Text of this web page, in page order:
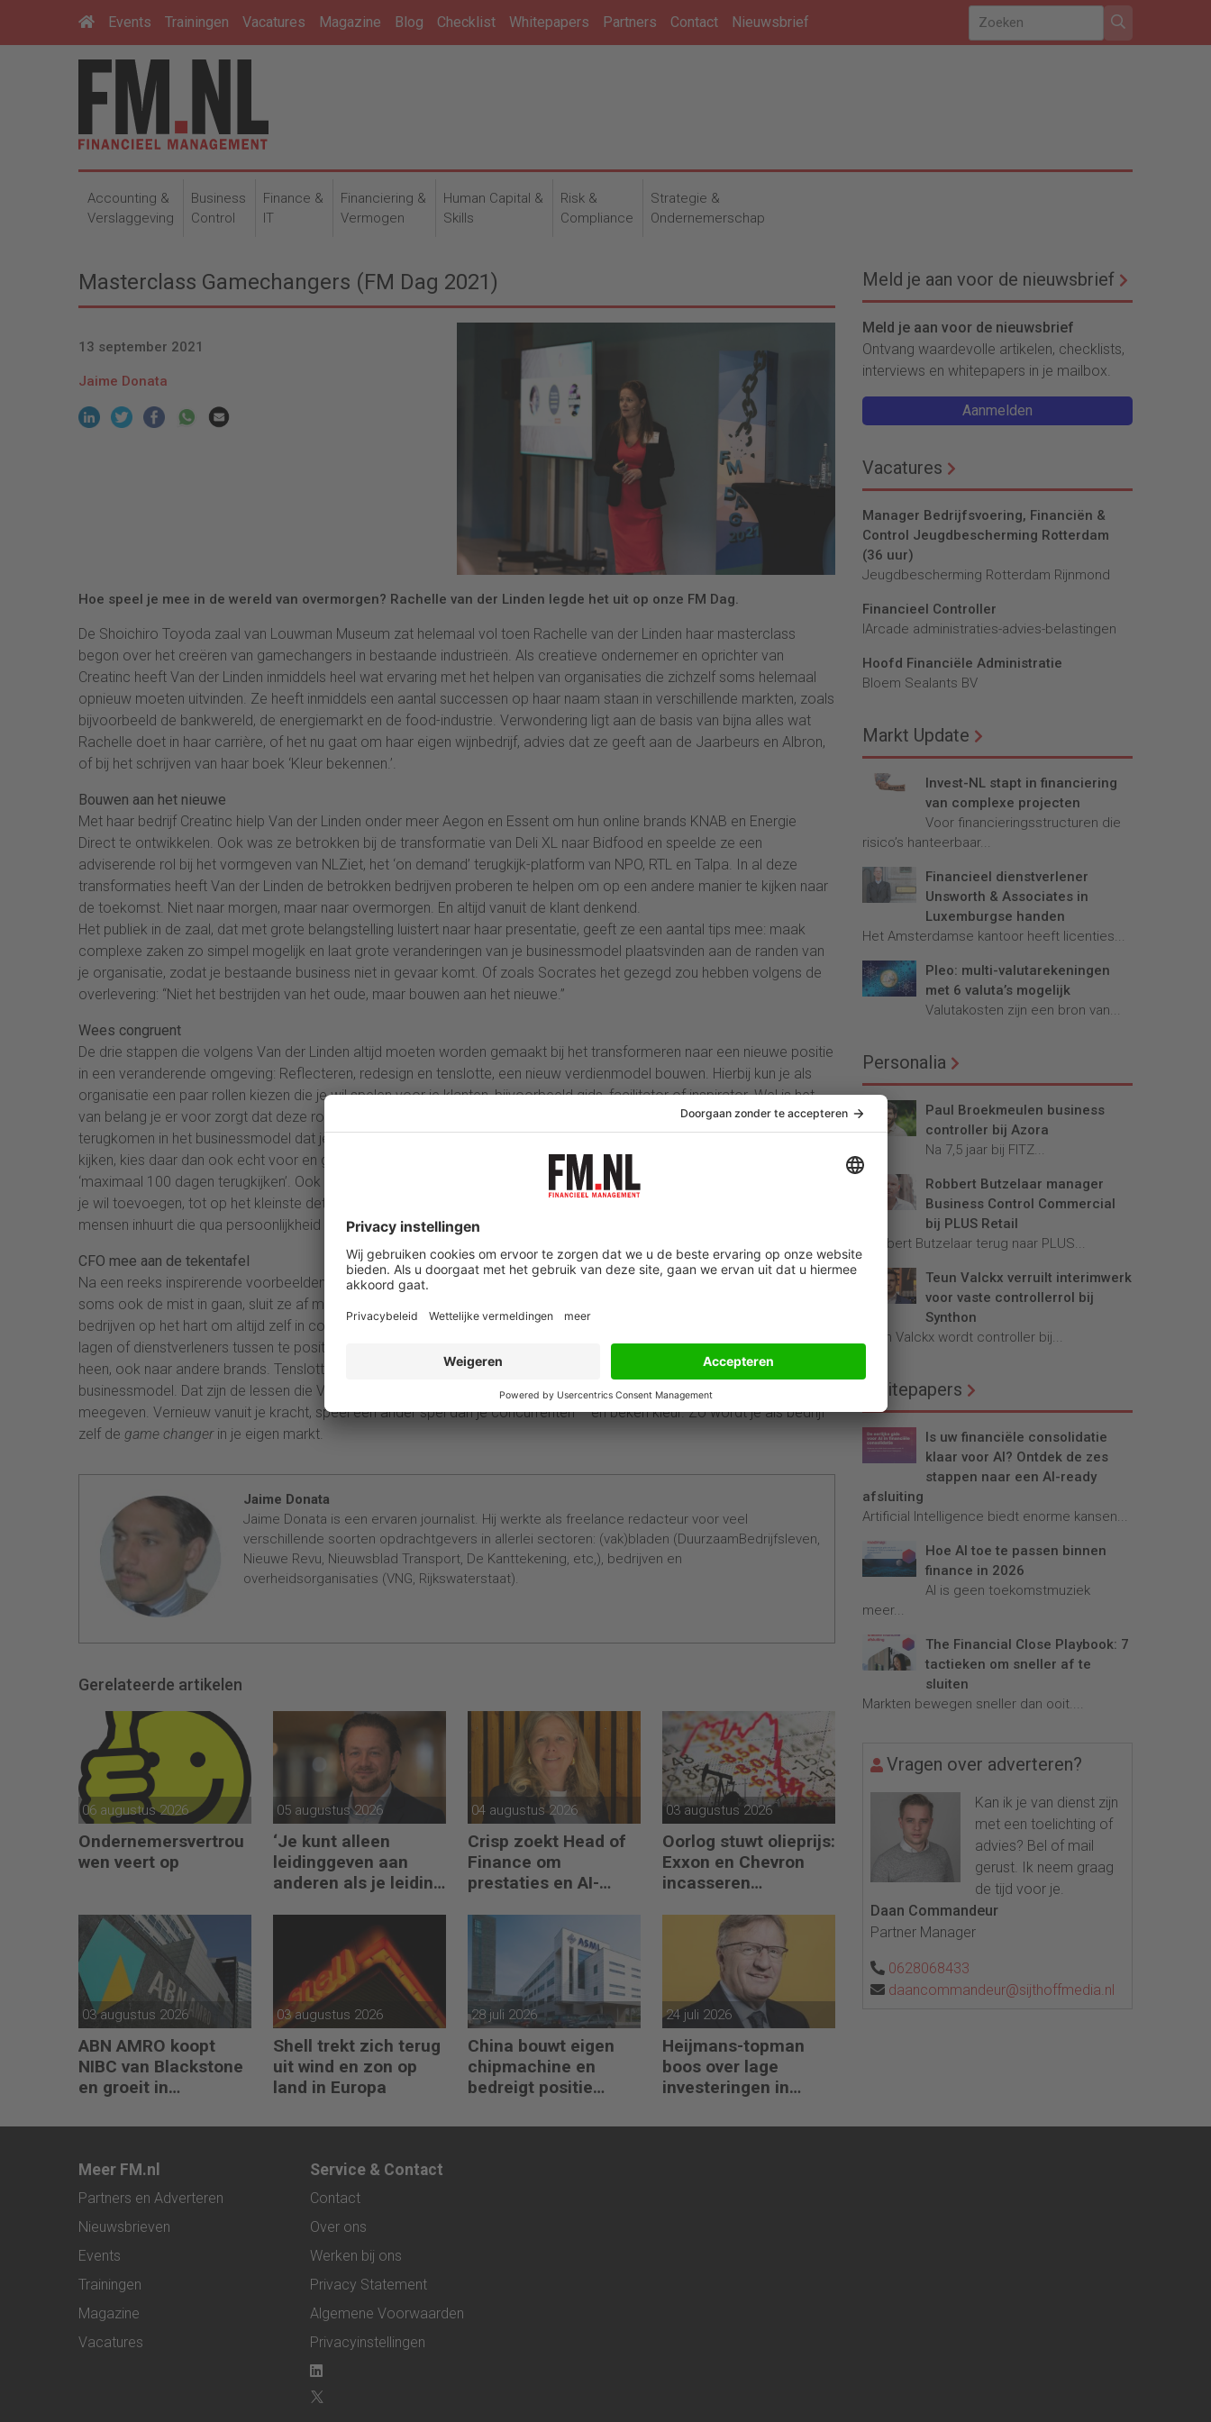
Events Trainingen Vacatures Magazine Blog Checklist Whitepapers Partners Contact Nieuwsbrief
Accounting &
Verslaggeving
Business
Control
Finance &
IT
Financiering &
Vermogen
Human Capital &
Skills
Risk &
Compliance
Strategie &
Ondernemerschap
Masterclass Gamechangers (FM Dag 2021)
13 september 2021
Jaime Donata
Hoe speel je mee in de wereld van overmorgen? Rachelle van der Linden legde het uit op onze FM Dag.
De Shoichiro Toyoda zaal van Louwman Museum zat helemaal vol toen Rachelle van der Linden haar masterclass
begon over het creëren van gamechangers in bestaande industrieën. Als creatieve ondernemer en oprichter van
Creatinc heeft Van der Linden inmiddels heel wat ervaring met het helpen van organisaties die zichzelf soms helemaal
opnieuw moeten uitvinden. Ze heeft inmiddels een aantal successen op haar naam staan in verschillende markten, zoals
bijvoorbeeld de bankwereld, de energiemarkt en de food-industrie. Verwondering ligt aan de basis van bijna alles wat
Rachelle doet in haar carrière, of het nu gaat om haar eigen wijnbedrijf, advies dat ze geeft aan de Jaarbeurs en Albron,
of bij het schrijven van haar boek ‘Kleur bekennen.’.
Bouwen aan het nieuwe
Met haar bedrijf Creatinc hielp Van der Linden onder meer Aegon en Essent om hun online brands KNAB en Energie
Direct te ontwikkelen. Ook was ze betrokken bij de transformatie van Deli XL naar Bidfood en speelde ze een
adviserende rol bij het vormgeven van NLZiet, het ‘on demand’ terugkijk-platform van NPO, RTL en Talpa. In al deze
transformaties heeft Van der Linden de betrokken bedrijven proberen te helpen om op een andere manier te kijken naar
de toekomst. Niet naar morgen, maar naar overmorgen. En altijd vanuit de klant denkend.
Het publiek in de zaal, dat met grote belangstelling luistert naar haar presentatie, geeft ze een aantal tips mee: maak
complexe zaken zo simpel mogelijk en laat grote veranderingen van je businessmodel plaatsvinden aan de randen van
je organisatie, zodat je bestaande business niet in gevaar komt. Of zoals Socrates het gezegd zou hebben volgens de
overlevering: “Niet het bestrijden van het oude, maar bouwen aan het nieuwe.”
Wees congruent
De drie stappen die volgens Van der Linden altijd moeten worden gemaakt bij het transformeren naar een nieuwe positie
in een veranderende omgeving: Reflecteren, redesign en tenslotte, een nieuw verdienmodel bouwen. Hierbij kun je als
organisatie een paar rollen kiezen die je wil spelen voor je klanten, bijvoorbeeld gids, facilitator of inspirator. Wel is het
van belang je er voor zorgt dat deze rollen ook echt congruent worden ingevuld. Je waarden moeten op alle levels
terugkomen in het businessmodel dat je kiest. Dus wil je het consumenten gemakkelijker maken om ‘on demand’ TV te
kijken, kies daar dan ook echt voor en ga geen ingewikkelde beperkingen in je businessmodel verweven, zoals
‘maximaal 100 dagen terugkijken’. Ook de praktische uitvoering van je businessmodel moet in lijn zijn met de waarde die
je wil toevoegen, tot op het kleinste detail. Daarom is het volgens Van der Linden ook heel belangrijk dat je de juiste
mensen inhuurt die qua persoonlijkheid echt passen bij de rol die je wil spelen.
CFO mee aan de tekentafel
Na een reeks inspirerende voorbeelden waarin Van der Linden laat zien waar bedrijven soms de juiste keuzes maken en
soms ook de mist in gaan, sluit ze af met een samenvatting waarmee het publiek zelf aan de slag kan. Ze drukt
bedrijven op het hart om altijd zelf in contact te blijven met de klanten en de businesspartners – en daar zo min mogelijk
lagen of dienstverleners tussen te positioneren. Ook moeten we altijd verwonderd blijven kijken naar de wereld om ons
heen, ook naar andere brands. Tenslotte dienen we onze diepste organisatiewaarden te verankeren in alle lagen van ons
businessmodel. Dat zijn de lessen die Van der Linden ons – de CFO moet van haar ook echt mee aan de tekentafel – wil
meegeven. Vernieuw vanuit je kracht, speel een ander spel dan je concurrenten – en beken kleur. Zo wordt je als bedrijf
zelf de game changerin je eigen markt.
Jaime Donata
Jaime Donata is een ervaren journalist. Hij werkte als freelance redacteur voor veel
verschillende soorten opdrachtgevers in allerlei sectoren: (vak)bladen (DuurzaamBedrijfsleven,
Nieuwe Revu, Nieuwsblad Transport, De Kanttekening, etc,), bedrijven en
overheidsorganisaties (VNG, Rijkswaterstaat).
Gerelateerde artikelen
06 augustus 2026
Ondernemersvertrou
wen veert op
05 augustus 2026
‘Je kunt alleen
leidinggeven aan
anderen als je leiding
04 augustus 2026
Crisp zoekt Head of
Finance om
prestaties en AI-
03 augustus 2026
Oorlog stuwt olieprijs:
Exxon en Chevron
incasseren
03 augustus 2026
ABN AMRO koopt
NIBC van Blackstone
en groeit in
03 augustus 2026
Shell trekt zich terug
uit wind en zon op
land in Europa
28 juli 2026
China bouwt eigen
chipmachine en
bedreigt positie
24 juli 2026
Heijmans-topman
boos over lage
investeringen in
Meld je aan voor de nieuwsbrief
Meld je aan voor de nieuwsbrief
Ontvang waardevolle artikelen, checklists,
interviews en whitepapers in je mailbox.
Aanmelden
Vacatures
Manager Bedrijfsvoering, Financiën &
Control Jeugdbescherming Rotterdam
(36 uur)
Jeugdbescherming Rotterdam Rijnmond
Financieel Controller
lArcade administraties-advies-belastingen
Hoofd Financiële Administratie
Bloem Sealants BV
Markt Update
Invest-NL stapt in financiering
van complexe projecten
Voor financieringsstructuren die
risico’s hanteerbaar...
Financieel dienstverlener
Unsworth & Associates in
Luxemburgse handen
Het Amsterdamse kantoor heeft licenties...
Pleo: multi-valutarekeningen
met 6 valuta’s mogelijk
Valutakosten zijn een bron van...
Personalia
Paul Broekmeulen business
controller bij Azora
Na 7,5 jaar bij FITZ...
Robbert Butzelaar manager
Business Control Commercial
bij PLUS Retail
Robbert Butzelaar terug naar PLUS...
Teun Valckx verruilt interimwerk
voor vaste controllerrol bij
Synthon
Teun Valckx wordt controller bij...
Whitepapers
Is uw financiële consolidatie
klaar voor AI? Ontdek de zes
stappen naar een AI-ready
afsluiting
Artificial Intelligence biedt enorme kansen...
Hoe AI toe te passen binnen
finance in 2026
AI is geen toekomstmuziek
meer...
The Financial Close Playbook: 7
tactieken om sneller af te
sluiten
Markten bewegen sneller dan ooit....
Vragen over adverteren?
Kan ik je van dienst zijn
met een toelichting of
advies? Bel of mail
gerust. Ik neem graag
de tijd voor je.
Daan Commandeur
Partner Manager
0628068433
daancommandeur@sijthoffmedia.nl
Meer FM.nl
Partners en Adverteren
Nieuwsbrieven
Events
Trainingen
Magazine
Vacatures
Service & Contact
Contact
Over ons
Werken bij ons
Privacy Statement
Algemene Voorwaarden
Privacyinstellingen